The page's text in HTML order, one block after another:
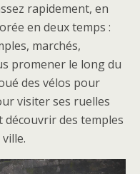
rapidement, en
en deux temps :
marchés,
promener le long du
des vélos pour
visiter ses ruelles
des temples